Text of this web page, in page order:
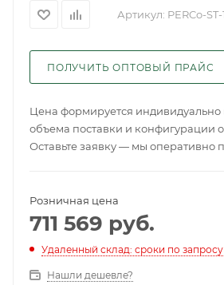
Артикул: PERCo-ST-
ПОЛУЧИТЬ ОПТОВЫЙ ПРАЙС
Цена формируется индивидуально
объема поставки и конфигурации
Оставьте заявку — мы оперативно
Розничная цена
711 569 руб.
Удаленный склад: сроки по запросу
Нашли дешевле?